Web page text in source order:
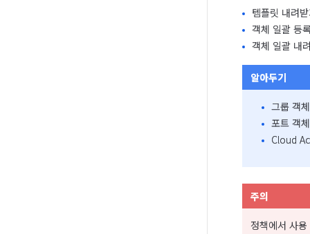
템플릿 내려
객체 일괄 등
객체 일괄 내
알아두기
그룹 객
포트 객
Cloud
주의
정책에서 사